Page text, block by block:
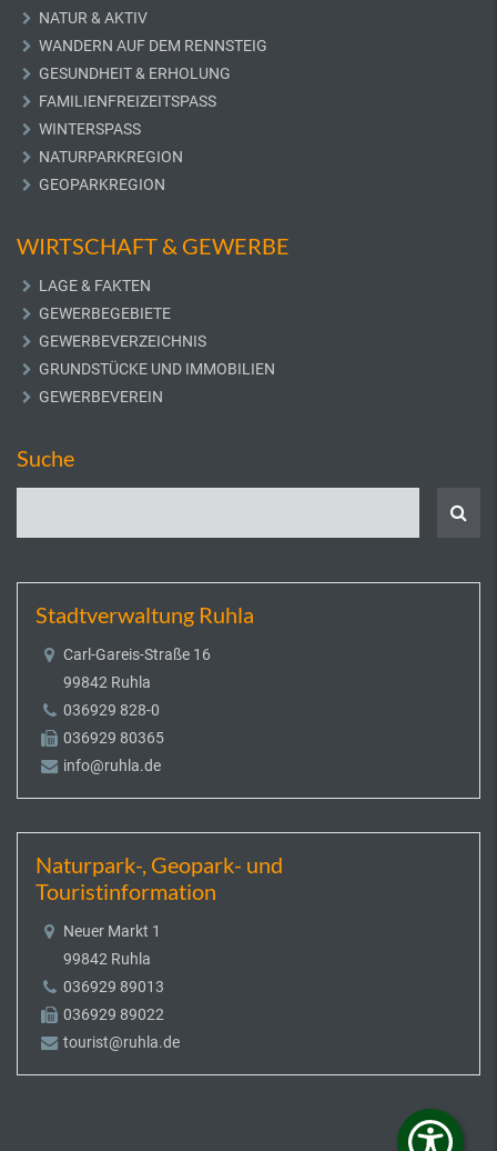
NATUR & AKTIV
WANDERN AUF DEM RENNSTEIG
GESUNDHEIT & ERHOLUNG
FAMILIENFREIZEITSPASS
WINTERSPASS
NATURPARKREGION
GEOPARKREGION
WIRTSCHAFT & GEWERBE
LAGE & FAKTEN
GEWERBEGEBIETE
GEWERBEVERZEICHNIS
GRUNDSTÜCKE UND IMMOBILIEN
GEWERBEVEREIN
Suche
Stadtverwaltung Ruhla
Carl-Gareis-Straße 16
99842 Ruhla
036929 828-0
036929 80365
info@ruhla.de
Naturpark-, Geopark- und
Touristinformation
Neuer Markt 1
99842 Ruhla
036929 89013
036929 89022
tourist@ruhla.de